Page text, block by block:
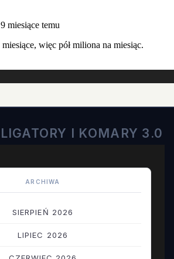
I KOMARY 3.0
ARCHIWA
SIERPIEŃ 2026
LIPIEC 2026